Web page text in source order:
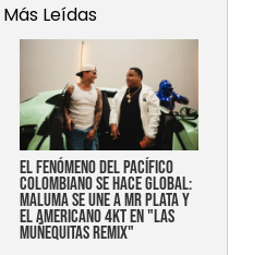
Más Leídas
EL FENÓMENO DEL PACÍFICO
COLOMBIANO SE HACE GLOBAL:
MALUMA SE UNE A MR PLATA Y
EL AMERICANO 4KT EN "LAS
MUÑEQUITAS REMIX"